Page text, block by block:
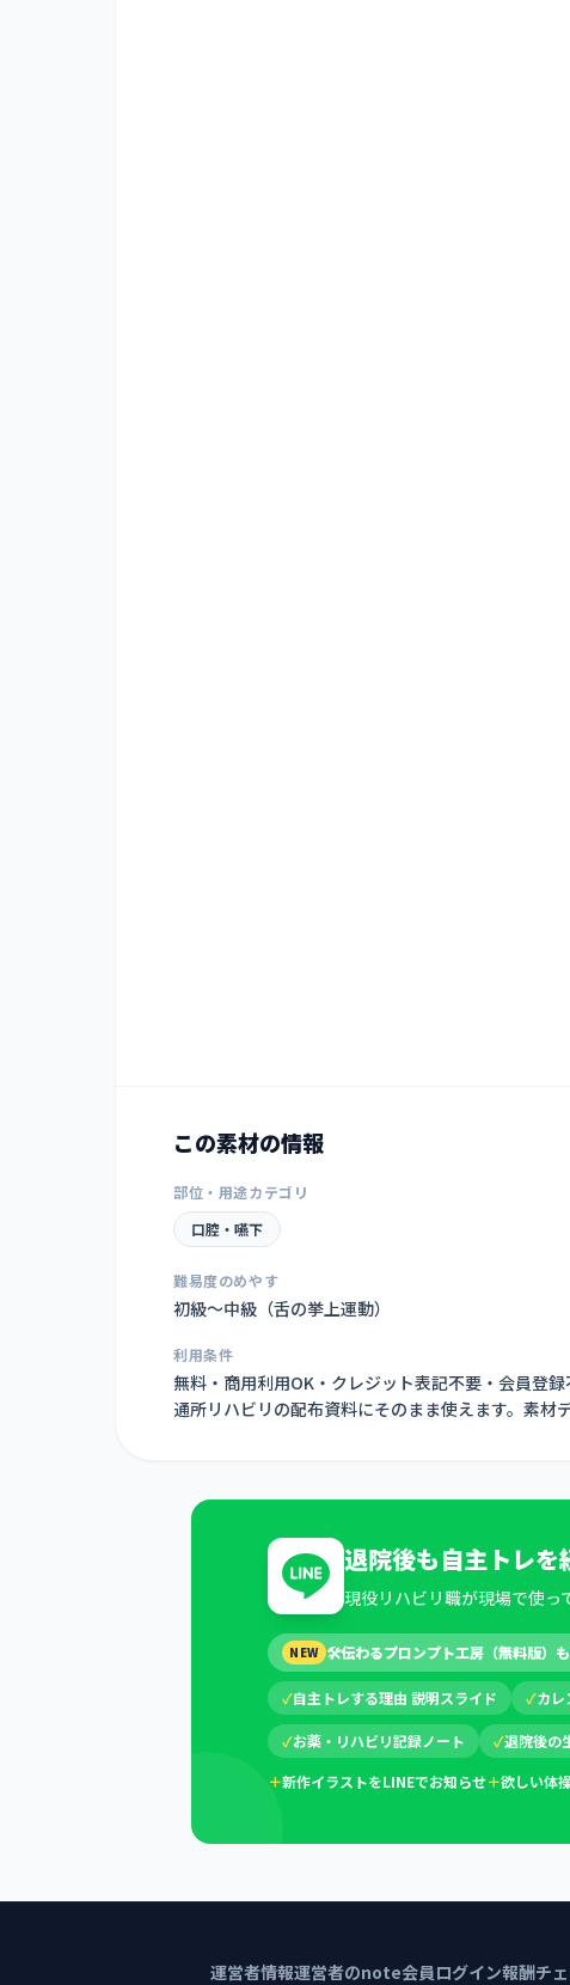
この素材の情報
部位・用途カテゴリ
口腔・嚥下
難易度のめやす
初級〜中級（舌の挙上運動）
利用条件
無料・商用利用OK・クレジット表記不要・会員登
通所リハビリの配布資料にそのまま使えます。素
退院後も自主トレを
現役リハビリ職が現場で使っ
NEW 🛠伝わるプロンプト工房（無料版）
✓自主トレする理由 説明スライド ✓カレ
✓お薬・リハビリ記録ノート ✓退院後の
＋新作イラストをLINEでお知らせ＋欲しい体
運営者情報運営者のnote会員ログイン報酬チ